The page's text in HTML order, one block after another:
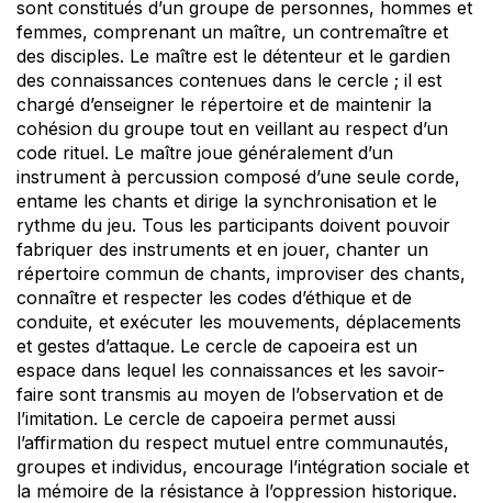
sont constitués d’un groupe de personnes, hommes et
femmes, comprenant un maître, un contremaître et
des disciples. Le maître est le détenteur et le gardien
des connaissances contenues dans le cercle ; il est
chargé d’enseigner le répertoire et de maintenir la
cohésion du groupe tout en veillant au respect d’un
code rituel. Le maître joue généralement d’un
instrument à percussion composé d’une seule corde,
entame les chants et dirige la synchronisation et le
rythme du jeu. Tous les participants doivent pouvoir
fabriquer des instruments et en jouer, chanter un
répertoire commun de chants, improviser des chants,
connaître et respecter les codes d’éthique et de
conduite, et exécuter les mouvements, déplacements
et gestes d’attaque. Le cercle de capoeira est un
espace dans lequel les connaissances et les savoir-
faire sont transmis au moyen de l’observation et de
l’imitation. Le cercle de capoeira permet aussi
l’affirmation du respect mutuel entre communautés,
groupes et individus, encourage l’intégration sociale et
la mémoire de la résistance à l’oppression historique.